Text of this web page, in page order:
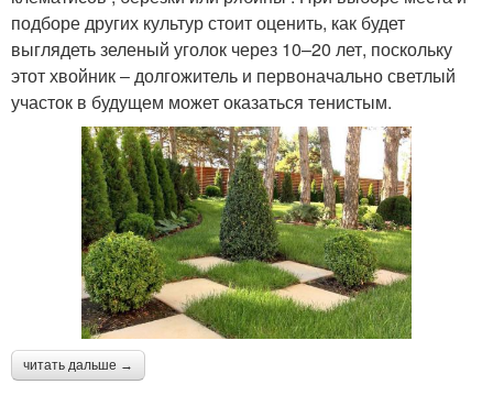
подборе других культур стоит оценить, как будет
выглядеть зеленый уголок через 10–20 лет, поскольку
этот хвойник ‒ долгожитель и первоначально светлый
участок в будущем может оказаться тенистым.
читать дальше →